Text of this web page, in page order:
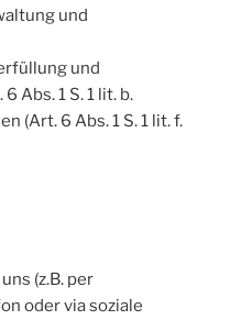
und
und
Abs. 1 S. 1 lit. b.
(Art. 6 Abs. 1 S. 1 lit. f.
(z.B. per
oder via soziale